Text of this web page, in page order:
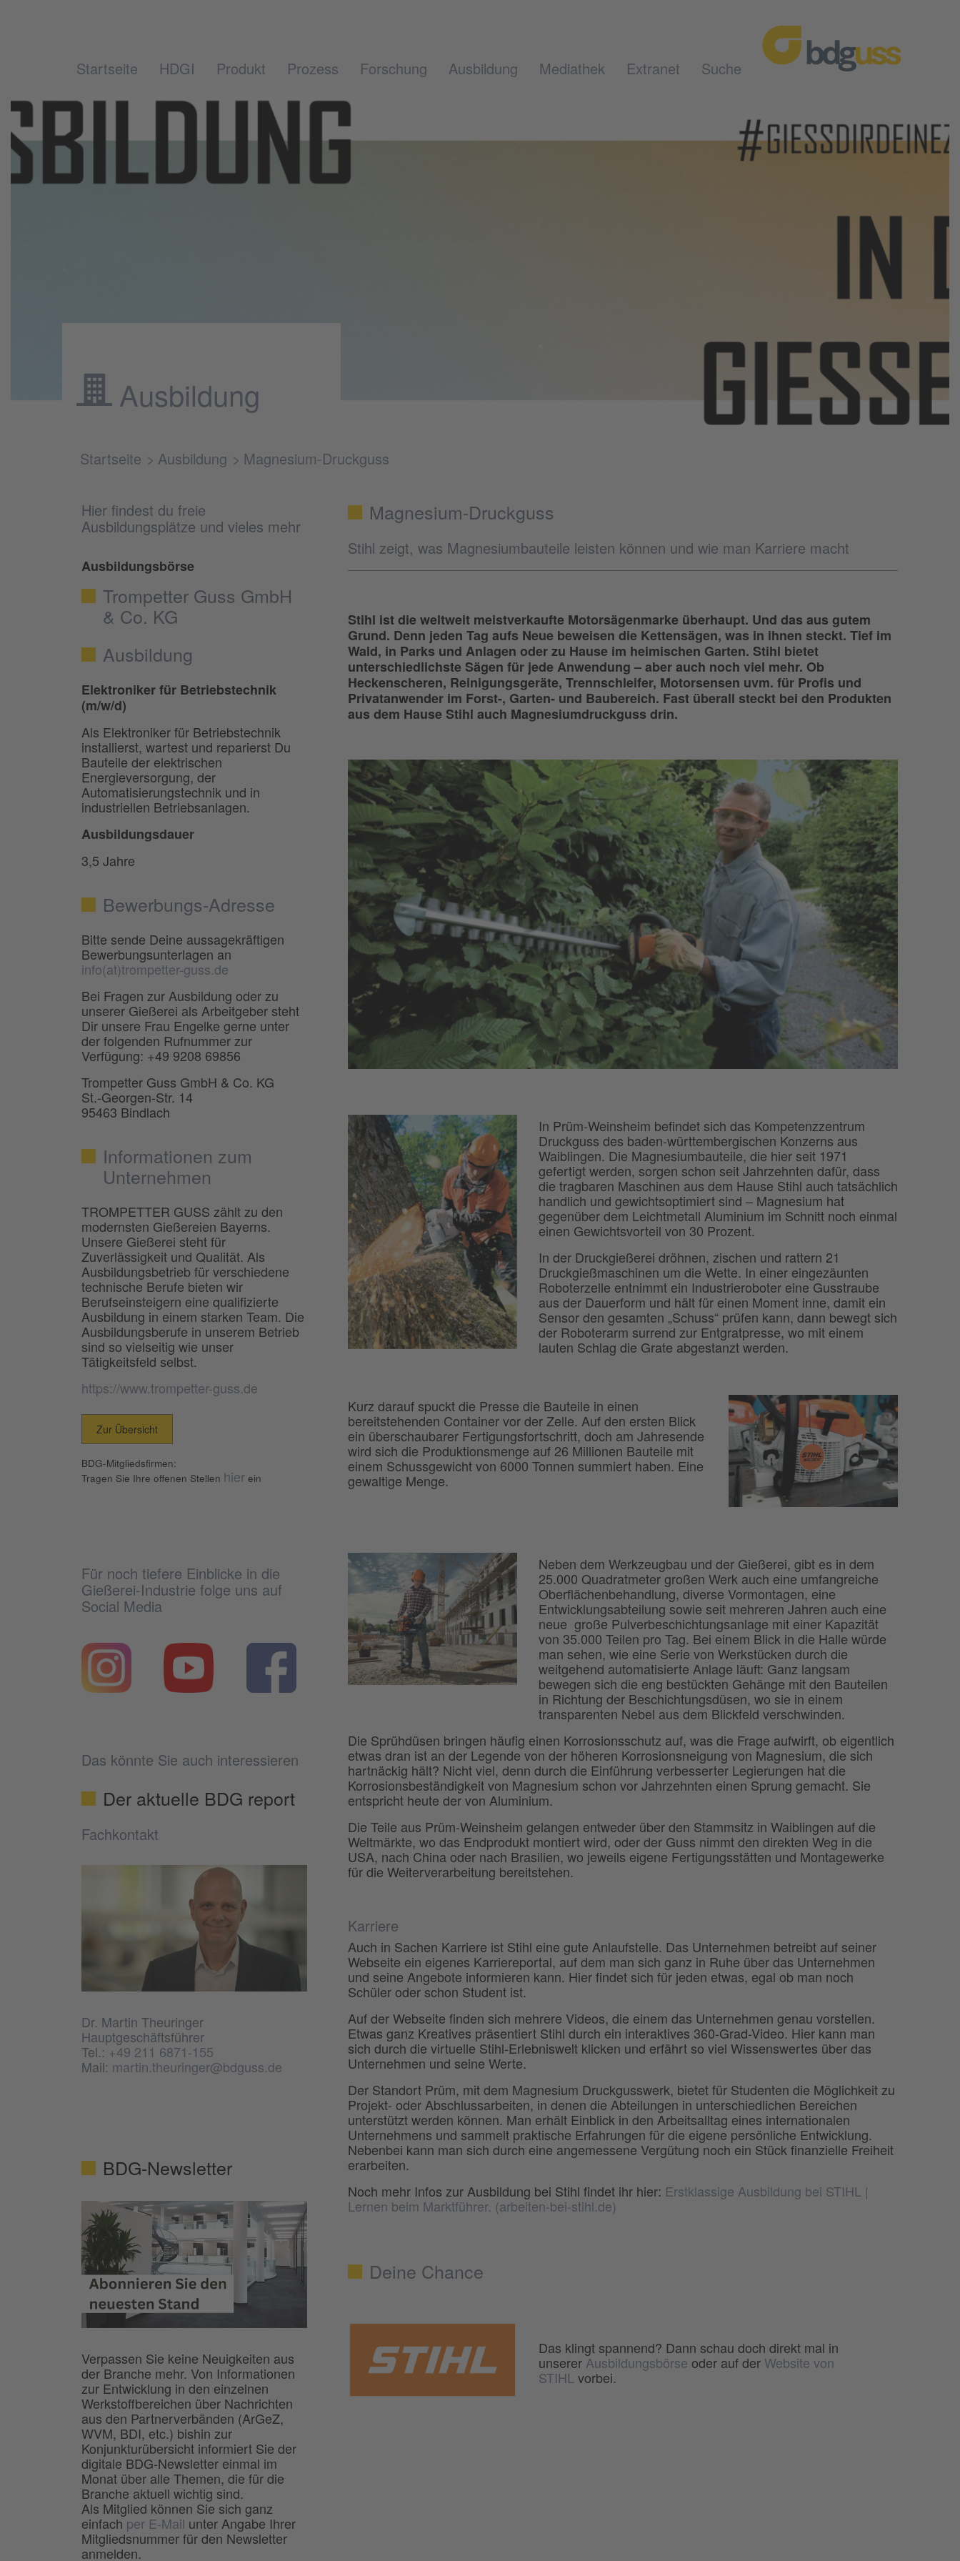
Startseite HDGI Produkt Prozess Forschung Ausbildung Mediathek Extranet Suche
Ausbildung
Startseite Ausbildung Magnesium-Druckguss
Hier findest du freie
Ausbildungsplätze und vieles mehr
Ausbildungsbörse
Trompetter Guss GmbH
& Co. KG
Ausbildung
Elektroniker für Betriebstechnik
(m/w/d)
Als Elektroniker für Betriebstechnik
installierst, wartest und reparierst Du
Bauteile der elektrischen
Energieversorgung, der
Automatisierungstechnik und in
industriellen Betriebsanlagen.
Ausbildungsdauer
3,5 Jahre
Bewerbungs-Adresse
Bitte sende Deine aussagekräftigen
Bewerbungsunterlagen an
info(at)trompetter-guss.de
Bei Fragen zur Ausbildung oder zu
unserer Gießerei als Arbeitgeber steht
Dir unsere Frau Engelke gerne unter
der folgenden Rufnummer zur
Verfügung: +49 9208 69856
Trompetter Guss GmbH & Co. KG
St.-Georgen-Str. 14
95463 Bindlach
Informationen zum
Unternehmen
TROMPETTER GUSS zählt zu den
modernsten Gießereien Bayerns.
Unsere Gießerei steht für
Zuverlässigkeit und Qualität. Als
Ausbildungsbetrieb für verschiedene
technische Berufe bieten wir
Berufseinsteigern eine qualifizierte
Ausbildung in einem starken Team. Die
Ausbildungsberufe in unserem Betrieb
sind so vielseitig wie unser
Tätigkeitsfeld selbst.
https://www.trompetter-guss.de
Zur Übersicht
BDG-Mitgliedsfirmen:
Tragen Sie Ihre offenen Stellen hier ein
Für noch tiefere Einblicke in die
Gießerei-Industrie folge uns auf
Social Media
Das könnte Sie auch interessieren
Der aktuelle BDG report
Fachkontakt
Dr. Martin Theuringer
Hauptgeschäftsführer
Tel.: +49 211 6871-155
Mail: martin.theuringer@bdguss.de
BDG-Newsletter
Verpassen Sie keine Neuigkeiten aus
der Branche mehr. Von Informationen
zur Entwicklung in den einzelnen
Werkstoffbereichen über Nachrichten
aus den Partnerverbänden (ArGeZ,
WVM, BDI, etc.) bishin zur
Konjunkturübersicht informiert Sie der
digitale BDG-Newsletter einmal im
Monat über alle Themen, die für die
Branche aktuell wichtig sind.
Als Mitglied können Sie sich ganz
einfachper E-Mail unter Angabe Ihrer
Mitgliedsnummer für den Newsletter
anmelden.
Magnesium-Druckguss
Stihl zeigt, was Magnesiumbauteile leisten können und wie man Karriere macht
Stihl ist die weltweit meistverkaufte Motorsägenmarke überhaupt. Und das aus gutem
Grund. Denn jeden Tag aufs Neue beweisen die Kettensägen, was in ihnen steckt. Tief im
Wald, in Parks und Anlagen oder zu Hause im heimischen Garten. Stihl bietet
unterschiedlichste Sägen für jede Anwendung – aber auch noch viel mehr. Ob
Heckenscheren, Reinigungsgeräte, Trennschleifer, Motorsensen uvm. für Profis und
Privatanwender im Forst-, Garten- und Baubereich. Fast überall steckt bei den Produkten
aus dem Hause Stihl auch Magnesiumdruckguss drin.
In Prüm-Weinsheim befindet sich das Kompetenzzentrum
Druckguss des baden-württembergischen Konzerns aus
Waiblingen. Die Magnesiumbauteile, die hier seit 1971
gefertigt werden, sorgen schon seit Jahrzehnten dafür, dass
die tragbaren Maschinen aus dem Hause Stihl auch tatsächlich
handlich und gewichtsoptimiert sind – Magnesium hat
gegenüber dem Leichtmetall Aluminium im Schnitt noch einmal
einen Gewichtsvorteil von 30 Prozent.
In der Druckgießerei dröhnen, zischen und rattern 21
Druckgießmaschinen um die Wette. In einer eingezäunten
Roboterzelle entnimmt ein Industrieroboter eine Gusstraube
aus der Dauerform und hält für einen Moment inne, damit ein
Sensor den gesamten „Schuss“ prüfen kann, dann bewegt sich
der Roboterarm surrend zur Entgratpresse, wo mit einem
lauten Schlag die Grate abgestanzt werden.
Kurz darauf spuckt die Presse die Bauteile in einen
bereitstehenden Container vor der Zelle. Auf den ersten Blick
ein überschaubarer Fertigungsfortschritt, doch am Jahresende
wird sich die Produktionsmenge auf 26 Millionen Bauteile mit
einem Schussgewicht von 6000 Tonnen summiert haben. Eine
gewaltige Menge.
Neben dem Werkzeugbau und der Gießerei, gibt es in dem
25.000 Quadratmeter großen Werk auch eine umfangreiche
Oberflächenbehandlung, diverse Vormontagen, eine
Entwicklungsabteilung sowie seit mehreren Jahren auch eine
neue große Pulverbeschichtungsanlage mit einer Kapazität
von 35.000 Teilen pro Tag. Bei einem Blick in die Halle würde
man sehen, wie eine Serie von Werkstücken durch die
weitgehend automatisierte Anlage läuft: Ganz langsam
bewegen sich die eng bestückten Gehänge mit den Bauteilen
in Richtung der Beschichtungsdüsen, wo sie in einem
transparenten Nebel aus dem Blickfeld verschwinden.
Die Sprühdüsen bringen häufig einen Korrosionsschutz auf, was die Frage aufwirft, ob eigentlich
etwas dran ist an der Legende von der höheren Korrosionsneigung von Magnesium, die sich
hartnäckig hält? Nicht viel, denn durch die Einführung verbesserter Legierungen hat die
Korrosionsbeständigkeit von Magnesium schon vor Jahrzehnten einen Sprung gemacht. Sie
entspricht heute der von Aluminium.
Die Teile aus Prüm-Weinsheim gelangen entweder über den Stammsitz in Waiblingen auf die
Weltmärkte, wo das Endprodukt montiert wird, oder der Guss nimmt den direkten Weg in die
USA, nach China oder nach Brasilien, wo jeweils eigene Fertigungsstätten und Montagewerke
für die Weiterverarbeitung bereitstehen.
Karriere
Auch in Sachen Karriere ist Stihl eine gute Anlaufstelle. Das Unternehmen betreibt auf seiner
Webseite ein eigenes Karriereportal, auf dem man sich ganz in Ruhe über das Unternehmen
und seine Angebote informieren kann. Hier findet sich für jeden etwas, egal ob man noch
Schüler oder schon Student ist.
Auf der Webseite finden sich mehrere Videos, die einem das Unternehmen genau vorstellen.
Etwas ganz Kreatives präsentiert Stihl durch ein interaktives 360-Grad-Video. Hier kann man
sich durch die virtuelle Stihl-Erlebniswelt klicken und erfährt so viel Wissenswertes über das
Unternehmen und seine Werte.
Der Standort Prüm, mit dem Magnesium Druckgusswerk, bietet für Studenten die Möglichkeit zu
Projekt- oder Abschlussarbeiten, in denen die Abteilungen in unterschiedlichen Bereichen
unterstützt werden können. Man erhält Einblick in den Arbeitsalltag eines internationalen
Unternehmens und sammelt praktische Erfahrungen für die eigene persönliche Entwicklung.
Nebenbei kann man sich durch eine angemessene Vergütung noch ein Stück finanzielle Freiheit
erarbeiten.
Noch mehr Infos zur Ausbildung bei Stihl findet ihr hier: Erstklassige Ausbildung bei STIHL |
Lernen beim Marktführer. (arbeiten-bei-stihl.de)
Deine Chance
Das klingt spannend? Dann schau doch direkt mal in
unsererAusbildungsbörse oder auf der Website von
STIHL vorbei.